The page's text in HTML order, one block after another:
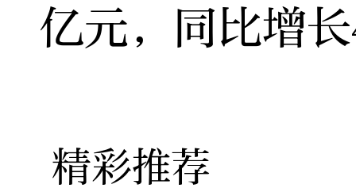
亿元，同比增
精彩推荐